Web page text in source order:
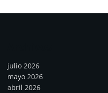
julio 2026
mayo 2026
abril 2026